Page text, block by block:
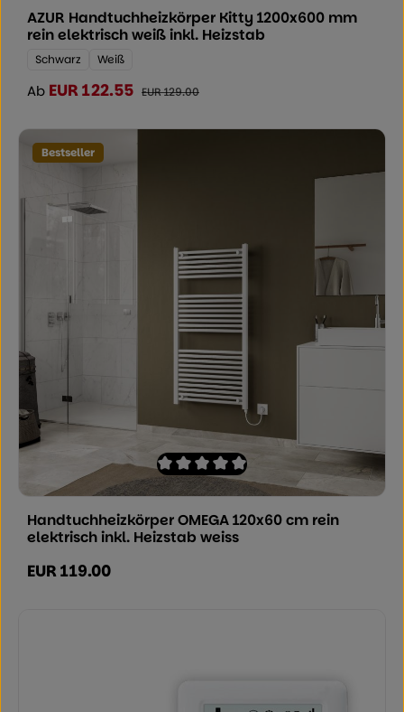
AZUR Handtuchheizkörper Kitty 1200x600 mm
rein elektrisch weiß inkl. Heizstab
Farbe:
Schwarz Weiß
Verkaufspreis:
Ab EUR 122.55 Regulärer Preis:
EUR 129.00
Bestseller
Durchschnittliche Bewertung von 0
Handtuchheizkörper OMEGA 120x60 cm rein
elektrisch inkl. Heizstab weiss
Regulärer Preis:
EUR 119.00